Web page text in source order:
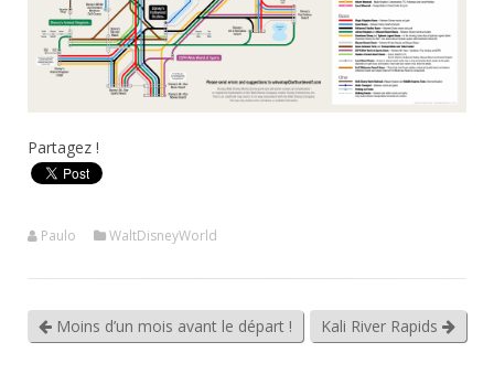
Partagez !
Paulo WaltDisneyWorld
Moins d’un mois avant le départ ! Kali River Rapids